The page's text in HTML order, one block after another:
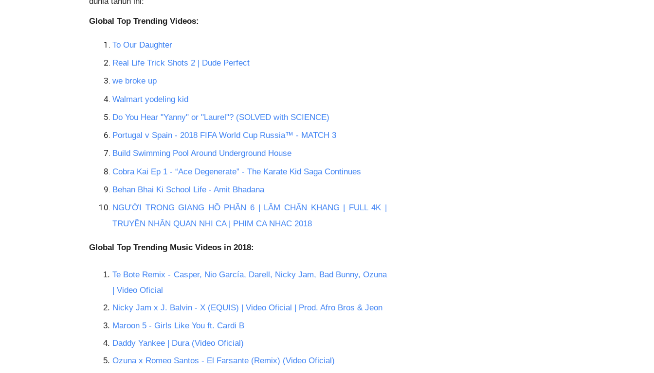
Global Top Trending Videos:
To Our Daughter
Real Life Trick Shots 2 | Dude Perfect
we broke up
Walmart yodeling kid
Do You Hear "Yanny" or "Laurel"? (SOLVED with SCIENCE)
Portugal v Spain - 2018 FIFA World Cup Russia™ - MATCH 3
Build Swimming Pool Around Underground House
Cobra Kai Ep 1 - “Ace Degenerate” - The Karate Kid Saga Continues
Behan Bhai Ki School Life - Amit Bhadana
NGƯỜI TRONG GIANG HỒ PHẦN 6 | LÂM CHẤN KHANG | FULL 4K |
TRUYỀN NHÂN QUAN NHỊ CA | PHIM CA NHẠC 2018
Global Top Trending Music Videos in 2018:
Te Bote Remix - Casper, Nio García, Darell, Nicky Jam, Bad Bunny, Ozuna
| Video Oficial
Nicky Jam x J. Balvin - X (EQUIS) | Video Oficial | Prod. Afro Bros & Jeon
Maroon 5 - Girls Like You ft. Cardi B
Daddy Yankee | Dura (Video Oficial)
Ozuna x Romeo Santos - El Farsante (Remix) (Video Oficial)